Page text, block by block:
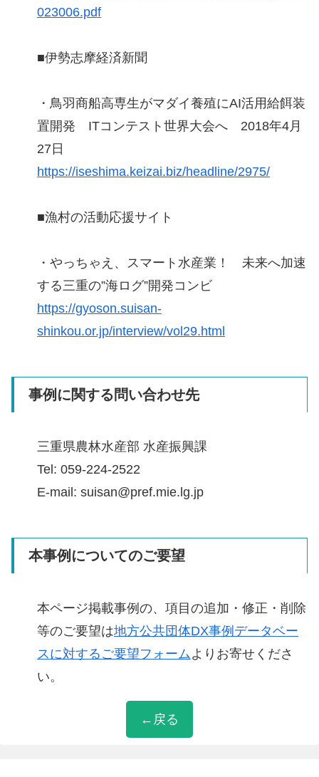
←戻る
023006.pdf
■伊勢志摩経済新聞
・鳥羽商船高専生がマダイ養殖にAI活用給餌装
置開発 ITコンテスト世界大会へ 2018年4月
27日
https://iseshima.keizai.biz/headline/2975/
■漁村の活動応援サイト
・やっちゃえ、スマート水産業！ 未来へ加速
する三重の”海ログ”開発コンビ
https://gyoson.suisan-
shinkou.or.jp/interview/vol29.html
事例に関する問い合わせ先
三重県農林水産部 水産振興課
Tel: 059-224-2522
E-mail: suisan@pref.mie.lg.jp
本事例についてのご要望
本ページ掲載事例の、項目の追加・修正・削除
等のご要望は地方公共団体DX事例データベー
スに対するご要望フォーム よりお寄せくださ
い。